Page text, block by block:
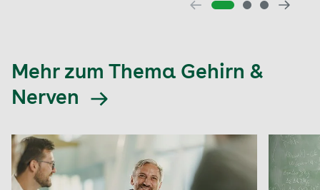
Mehr zum Thema Gehirn &
Nerven